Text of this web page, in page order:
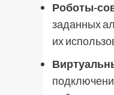
Роботы-
заданных
их